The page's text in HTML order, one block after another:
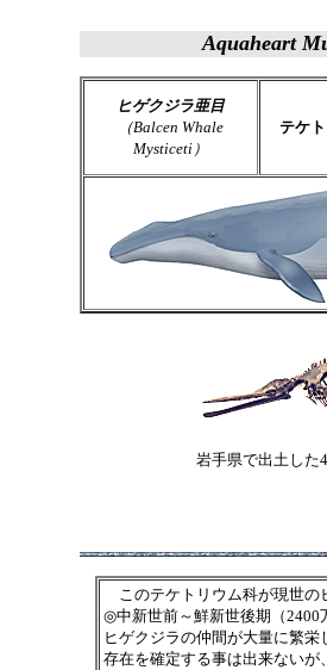
Aquaheart
ヒゲクジラ亜目
（Balcen Whale
Mysticeti）
テケ
岩手県で出土した
このテケトリウム科が現世の
◎中新世前～鮮新世後期（2400
ヒゲクジラの仲間が大量に繁
存在を確定する事は出来ない